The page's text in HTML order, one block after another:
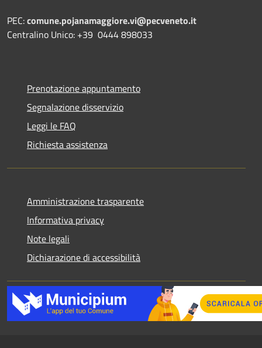
PEC:comune.pojanamaggiore.vi@pecveneto.it
Centralino Unico: +39 0444 898033
Prenotazione appuntamento
Segnalazione disservizio
Leggi le FAQ
Richiesta assistenza
Amministrazione trasparente
Informativa privacy
Note legali
Dichiarazione di accessibilità